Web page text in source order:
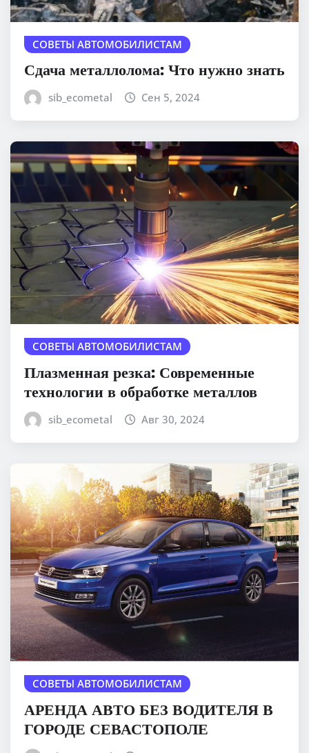
СОВЕТЫ АВТОМОБИЛИСТАМ
Сдача металлолома: Что нужно знать
sib_ecometal Сен 5, 2024
СОВЕТЫ АВТОМОБИЛИСТАМ
Плазменная резка: Современные
технологии в обработке металлов
sib_ecometal Авг 30, 2024
СОВЕТЫ АВТОМОБИЛИСТАМ
АРЕНДА АВТО БЕЗ ВОДИТЕЛЯ В
ГОРОДЕ СЕВАСТОПОЛЕ